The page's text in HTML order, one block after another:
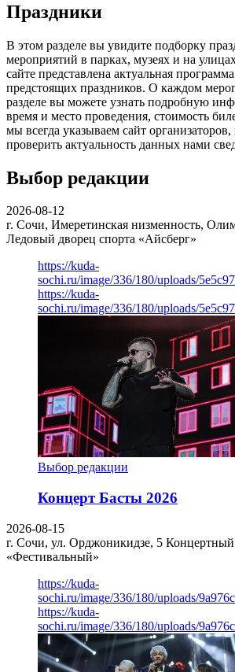
Праздники
В этом разделе вы увидите подборку
мероприятий в парках, музеях и на
сайте представлена актуальная
предстоящих праздников. О каждом
разделе вы можете узнать подробную
время и место проведения, стоимость
мы всегда указываем сайт
проверить актуальность данных нами
Выбор редакции
2026-08-12
г. Сочи, Имеретинская низменность,
Ледовый дворец спорта «Айсберг»
https://kuda-
sochi.ru/image/336/180/uploads/
https://kuda-
sochi.ru/image/336/180/uploads/
Выбор редакции
Концерт Басты 2026
2026-08-15
г. Сочи, ул. Орджоникидзе, 5 Концертный
«Фестивальный»
https://kuda-
sochi.ru/image/336/180/uploads/
https://kuda-
sochi.ru/image/336/180/uploads/